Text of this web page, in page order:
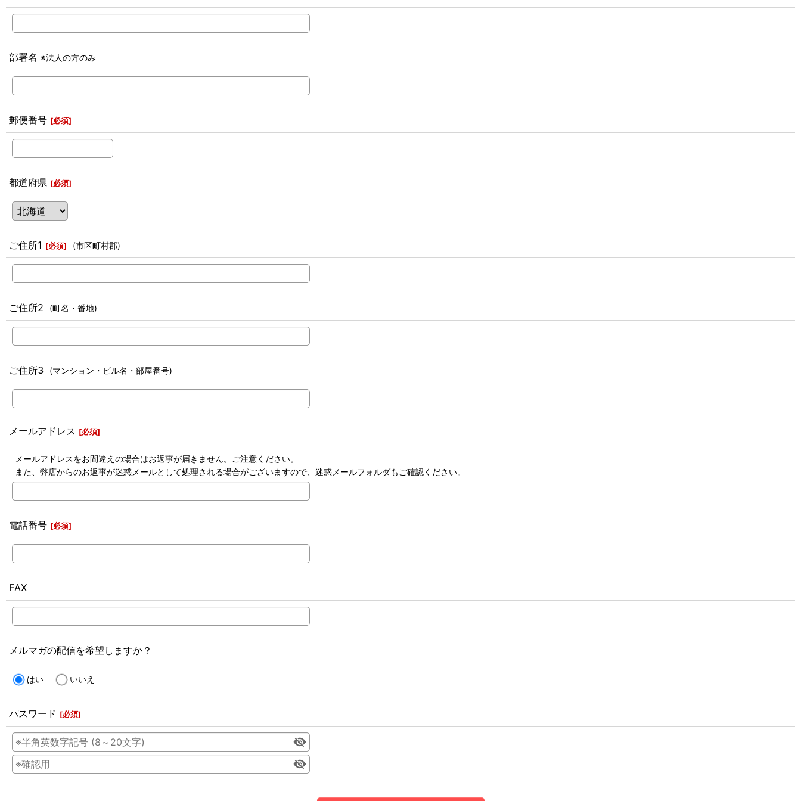
部署名 ※法人の方のみ
郵便番号 [必須]
都道府県 [必須]
ご住所1 [必須] (市区町村郡)
ご住所2 (町名・番地)
ご住所3 (マンション・ビル名・部屋番号)
メールアドレス [必須]
メールアドレスをお間違えの場合はお返事が届きません。ご注意ください。
また、弊店からのお返事が迷惑メールとして処理される場合がございますので、迷惑メールフォルダもご確認ください。
電話番号 [必須]
FAX
メルマガの配信を希望しますか？
はい いいえ
パスワード [必須]